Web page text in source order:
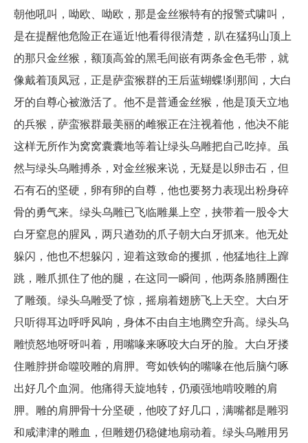
朝他吼叫，呦欧、呦欧，那是金丝猴特有的报警式啸叫，
是在提醒他危险正在逼近!他看得很清楚，趴在猛犸山顶上
的那只金丝猴，额顶高耸的黑毛间嵌有两条金色毛带，就
像戴着顶凤冠，正是萨蛮猴群的王后蓝蝴蝶!刹那间，大白
牙的自尊心被激活了。他不是普通金丝猴，他是顶天立地
的兵猴，萨蛮猴群最美丽的雌猴正在注视着他，他决不能
这样无所作为窝窝囊囊地等着让绿头乌雕把自己吃掉。虽
然与绿头乌雕搏杀，对金丝猴来说，无疑是以卵击石，但
石有石的坚硬，卵有卵的自尊，他也要努力表现出粉身碎
骨的勇气来。绿头乌雕已飞临雕巢上空，挟带着一股令大
白牙窒息的腥风，两只遒劲的爪子朝大白牙抓来。他无处
躲闪，他也不想躲闪，迎着这致命的攫抓，他猛地往上蹿
跳，雕爪抓住了他的腿，在这同一瞬间，他两条胳膊圈住
了雕颈。绿头乌雕受了惊，摇扇着翅膀飞上天空。大白牙
只听得耳边呼呼风响，身体不由自主地腾空升高。绿头乌
雕愤怒地呀呀叫着，用嘴喙来啄咬大白牙的脸。大白牙搂
住雕脖拼命噬咬雕的肩胛。弯如铁钩的嘴喙在他后脑勺啄
出好几个血洞。他痛得天旋地转，仍顽强地啃咬雕的肩
胛。雕的肩胛骨十分坚硬，他咬了好几口，满嘴都是雕羽
和咸津津的雕血，但雕翅仍稳健地扇动着。绿头乌雕用另